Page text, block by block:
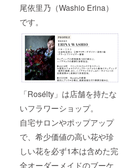
尾依里乃（Washio Erina）
です。
「Rosélty」は店舗を持たな
いフラワーショップ。
自宅サロンやポップアップ
で、希少価値の高い花や珍
しい花を必ず1本は含めた完
全オーダーメイドのブーケ